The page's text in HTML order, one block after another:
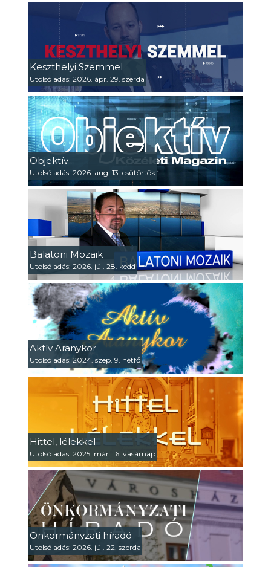
Keszthelyi Szemmel
Utolsó adás: 2026. ápr. 29. szerda
Objektív
Utolsó adás: 2026. aug. 13. csütörtök
Balatoni Mozaik
Utolsó adás: 2026. júl. 28. kedd
Aktív Aranykor
Utolsó adás: 2024. szep. 9. hétfő
Hittel, lélekkel
Utolsó adás: 2025. már. 16. vasárnap
Önkormányzati híradó
Utolsó adás: 2026. júl. 22. szerda